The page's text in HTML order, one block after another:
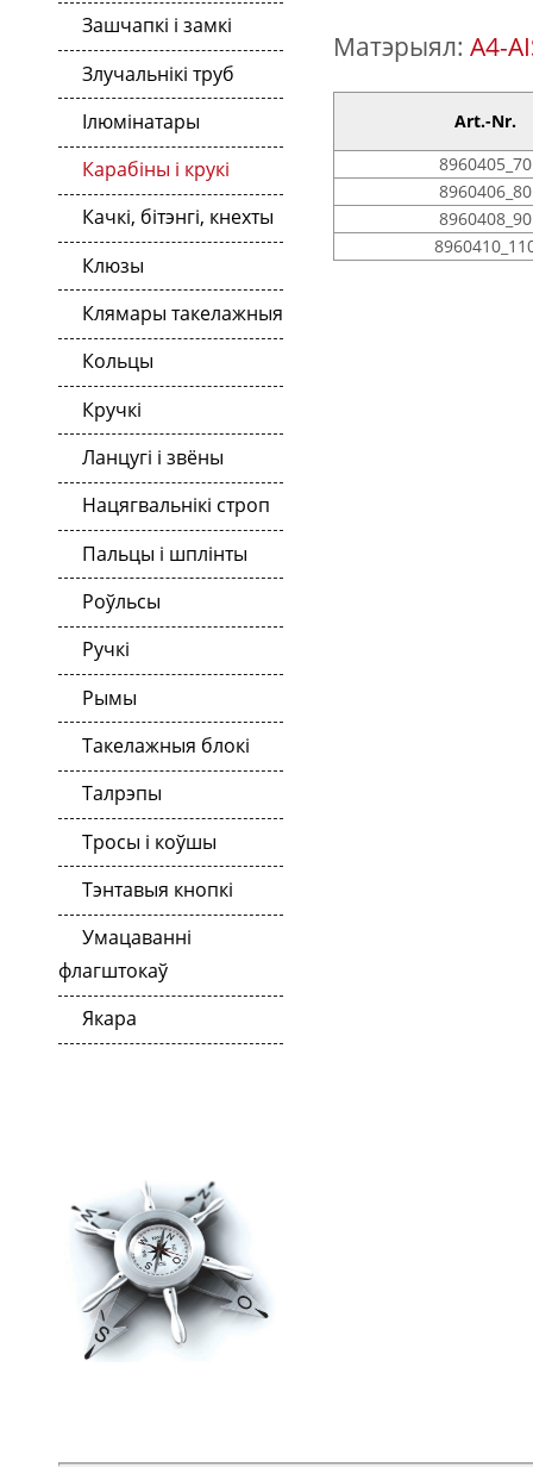
Зашчапкі і замкі
Злучальнікі труб
Ілюмінатары
Карабіны і крукі
Качкі, бітэнгі, кнехты
Клюзы
Клямары такелажныя
Кольцы
Кручкі
Ланцугі і звёны
Нацягвальнікі строп
Пальцы і шплінты
Роўльсы
Ручкі
Рымы
Такелажныя блокі
Талрэпы
Тросы і коўшы
Тэнтавыя кнопкі
Умацаванні
флагштокаў
Якара
Матэрыял: A4-
Art.-Nr.
8960405_70
8960406_80
8960408_90